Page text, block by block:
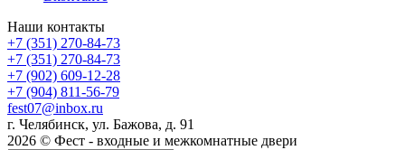
Наши контакты
+7 (351) 270-84-73
+7 (351) 270-84-73
+7 (902) 609-12-28
+7 (904) 811-56-79
fest07@inbox.ru
г. Челябинск, ул. Бажова, д. 91
2026 © Фест - входные и межкомнатные двери